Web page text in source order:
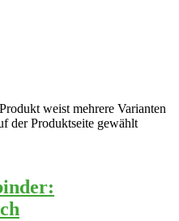
weist mehrere Varianten
der Produktseite gewählt